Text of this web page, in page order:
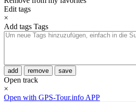
Edit tags
×
Add tags Tags
add remove save
Open track
×
Open with GPS-Tour.info APP